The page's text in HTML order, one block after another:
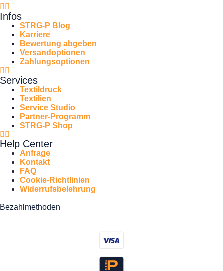
Infos
STRG-P Blog
Karriere
Bewertung abgeben
Versandoptionen
Zahlungsoptionen
Services
Textildruck
Textilien
Service Studio
Partner-Programm
STRG-P Shop
Help Center
Anfrage
Kontakt
FAQ
Cookie-Richtlinien
Widerrufsbelehrung
Bezahlmethoden